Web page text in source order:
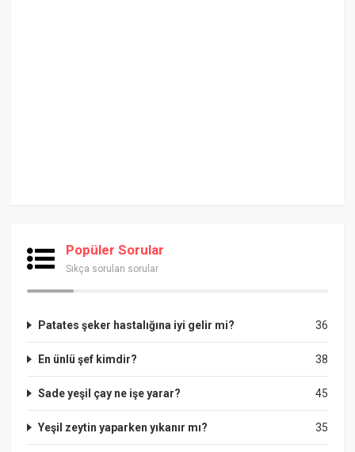
Popüler Sorular
Sıkça sorulan sorular
36
Patates şeker hastalığına iyi gelir mi?
38
En ünlü şef kimdir?
45
Sade yeşil çay ne işe yarar?
35
Yeşil zeytin yaparken yıkanır mı?